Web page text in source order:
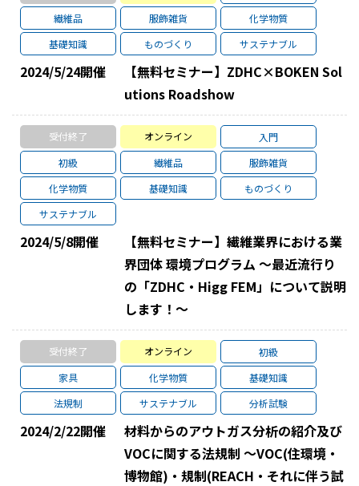
繊維品
服飾雑貨
化学物質
基礎知識
ものづくり サステナブル
2024/5/24開催
【無料セミナー】ZDHC×BOKEN Sol
utions Roadshow
受付終了 オンライン
入門
初級
繊維品
服飾雑貨
化学物質
基礎知識
ものづくり
サステナブル
2024/5/8開催
【無料セミナー】繊維業界における業
界団体 環境プログラム ～最近流行り
の「ZDHC・Higg FEM」について説明
します！～
受付終了 オンライン
初級
家具
化学物質
基礎知識
法規制
サステナブル 分析試験
2024/2/22開催
材料からのアウトガス分析の紹介及び
VOCに関する法規制 ～VOC(住環境・
博物館)・規制(REACH・それに伴う試